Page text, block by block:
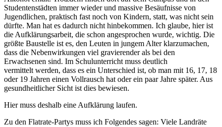
Studentenstädten immer wieder und massive Besäufnisse von
Jugendlichen, praktisch fast noch von Kindern, statt, was nicht sein
dürfte. Man hat es dadurch nicht hinbekommen. Ich glaube, hier ist
die Aufklärungsarbeit, die schon angesprochen wurde, wichtig. Die
größte Baustelle ist es, den Leuten in jungem Alter klarzumachen,
dass die Nebenwirkungen viel gravierender als bei den
Erwachsenen sind. Im Schulunterricht muss deutlich
vermittelt werden, dass es ein Unterschied ist, ob man mit 16, 17, 18
oder 19 Jahren einen Vollrausch hat oder ein paar Jahre später. Aus
gesundheitlicher Sicht ist dies bewiesen.
Hier muss deshalb eine Aufklärung laufen.
Zu den Flatrate-Partys muss ich Folgendes sagen: Viele Landräte